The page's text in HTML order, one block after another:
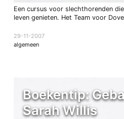
Een cursus voor slechthorenden
leven genieten. Het Team voor
29-11-2007
algemeen
Boekentip:
Sarah Willis